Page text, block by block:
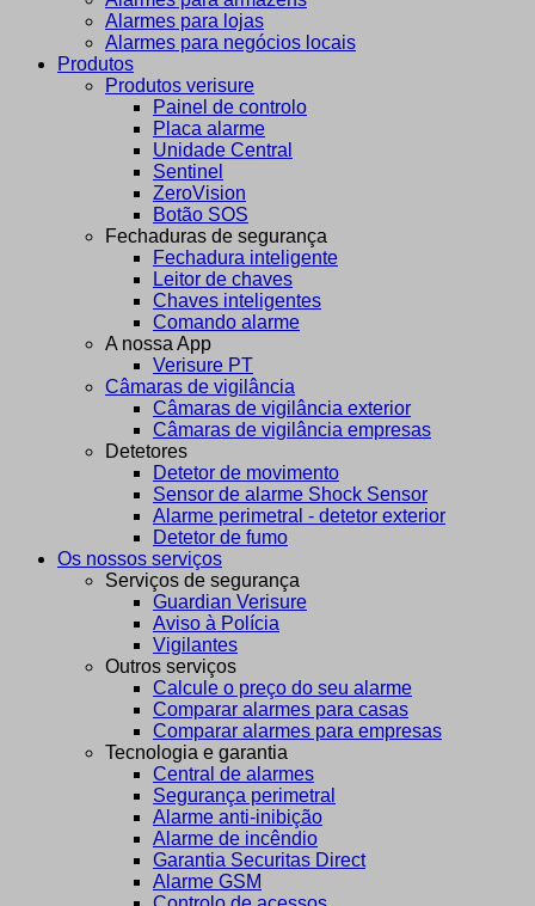
Alarmes para lojas
Alarmes para negócios locais
Produtos
Produtos verisure
Painel de controlo
Placa alarme
Unidade Central
Sentinel
ZeroVision
Botão SOS
Fechaduras de segurança
Fechadura inteligente
Leitor de chaves
Chaves inteligentes
Comando alarme
A nossa App
Verisure PT
Câmaras de vigilância
Câmaras de vigilância exterior
Câmaras de vigilância empresas
Detetores
Detetor de movimento
Sensor de alarme Shock Sensor
Alarme perimetral - detetor exterior
Detetor de fumo
Os nossos serviços
Serviços de segurança
Guardian Verisure
Aviso à Polícia
Vigilantes
Outros serviços
Calcule o preço do seu alarme
Comparar alarmes para casas
Comparar alarmes para empresas
Tecnologia e garantia
Central de alarmes
Segurança perimetral
Alarme anti-inibição
Alarme de incêndio
Garantia Securitas Direct
Alarme GSM